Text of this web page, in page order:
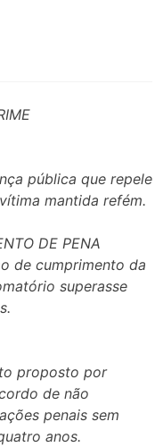
pública que repele
mantida refém.
DE PENA
de cumprimento da
superasse
proposto por
de não
penais sem
anos.